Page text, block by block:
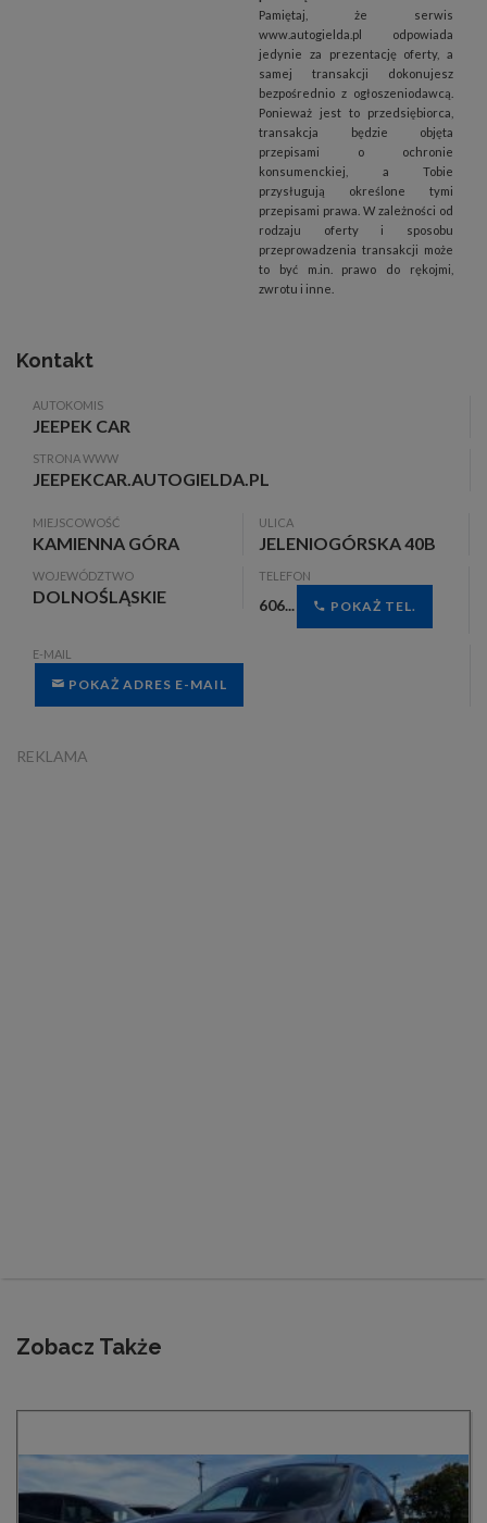
Pamiętaj, że serwis
www.autogielda.pl odpowiada
jedynie za prezentację oferty, a
samej transakcji dokonujesz
bezpośrednio z ogłoszeniodawcą.
Ponieważ jest to przedsiębiorca,
transakcja będzie objęta
przepisami o ochronie
konsumenckiej, a Tobie
przysługują określone tymi
przepisami prawa. W zależności od
rodzaju oferty i sposobu
przeprowadzenia transakcji może
to być m.in. prawo do rękojmi,
zwrotu i inne.
Kontakt
AUTOKOMIS
JEEPEK CAR
STRONA WWW
JEEPEKCAR.AUTOGIELDA.PL
MIEJSCOWOŚĆ
KAMIENNA GÓRA
ULICA
JELENIOGÓRSKA 40B
WOJEWÓDZTWO
DOLNOŚLĄSKIE
TELEFON
606... POKAŻ TEL.
E-MAIL
POKAŻ ADRES E-MAIL
REKLAMA
Zobacz Także